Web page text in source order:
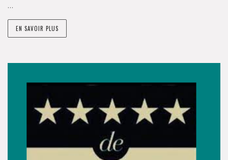
…
EN SAVOIR PLUS